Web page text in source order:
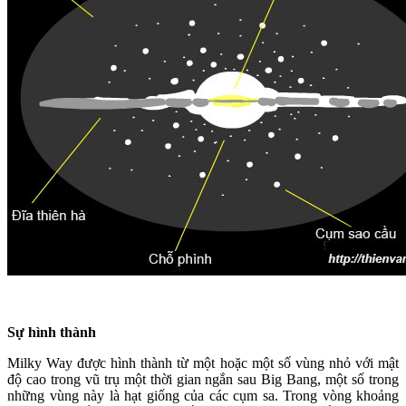
Sự hình thành
Milky Way được hình thành từ một hoặc một số vùng nhỏ với mật
độ cao trong vũ trụ một thời gian ngắn sau Big Bang, một số trong
những vùng này là hạt giống của các cụm sa. Trong vòng khoảng